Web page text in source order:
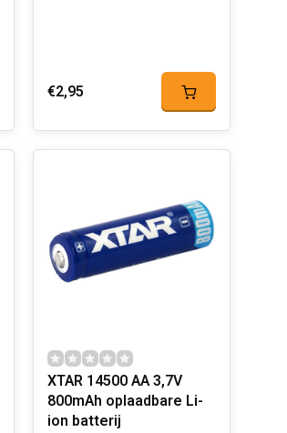
€2,95
XTAR 14500 AA 3,7V
800mAh oplaadbare Li-
ion batterij